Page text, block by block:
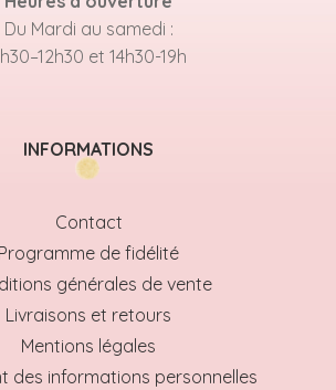
Du Mardi au samedi :
et 14h30-19h
INFORMATIONS
Contact
Programme de fidélité
générales de vente
Livraisons et retours
Mentions légales
des informations personnelles